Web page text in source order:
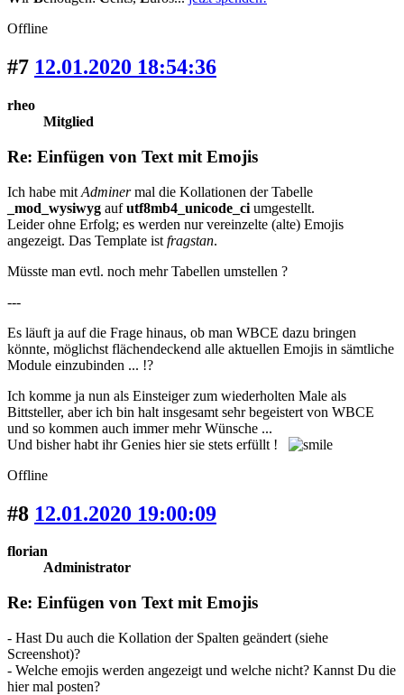
Offline
#7 12.01.2020 18:54:36
rheo
Mitglied
Re: Einfügen von Text mit Emojis
Ich habe mit Adminermal die Kollationen der Tabelle
_mod_wysiwyg aufutf8mb4_unicode_ci umgestellt.
Leider ohne Erfolg; es werden nur vereinzelte (alte) Emojis
angezeigt. Das Template ist fragstan.
Müsste man evtl. noch mehr Tabellen umstellen ?
---
Es läuft ja auf die Frage hinaus, ob man WBCE dazu bringen
könnte, möglichst flächendeckend alle aktuellen Emojis in sämtliche
Module einzubinden ... !?
Ich komme ja nun als Einsteiger zum wiederholten Male als
Bittsteller, aber ich bin halt insgesamt sehr begeistert von WBCE
und so kommen auch immer mehr Wünsche ...
Und bisher habt ihr Genies hier sie stets erfüllt !
Offline
#8 12.01.2020 19:00:09
florian
Administrator
Re: Einfügen von Text mit Emojis
- Hast Du auch die Kollation der Spalten geändert (siehe
Screenshot)?
- Welche emojis werden angezeigt und welche nicht? Kannst Du die
hier mal posten?